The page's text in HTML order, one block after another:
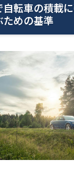
自転車の積載
ための基準